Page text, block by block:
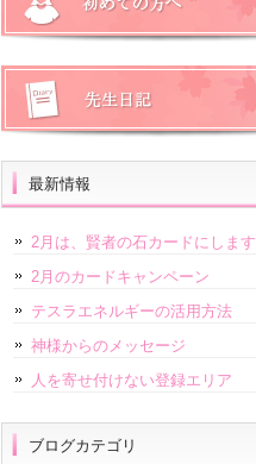
最新情報
2月は、賢者の石カードにします
2月のカードキャンペーン
テスラエネルギーの活用方法
神様からのメッセージ
人を寄せ付けない登録エリア
ブログカテゴリ